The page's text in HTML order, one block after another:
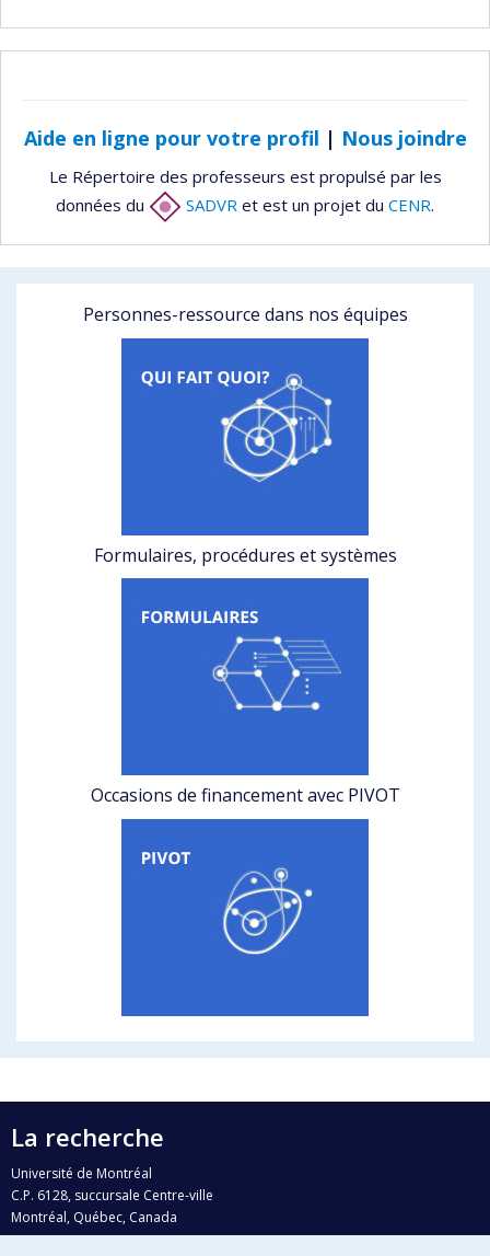
Aide en ligne pour votre profil | Nous joindre
Le Répertoire des professeurs est propulsé par les
données du
SADVR et est un projet du CENR.
Personnes-ressource dans nos équipes
Formulaires, procédures et systèmes
Occasions de financement avec PIVOT
La recherche
Université de Montréal
C.P. 6128, succursale Centre-ville
Montréal, Québec, Canada
H3C 3J7